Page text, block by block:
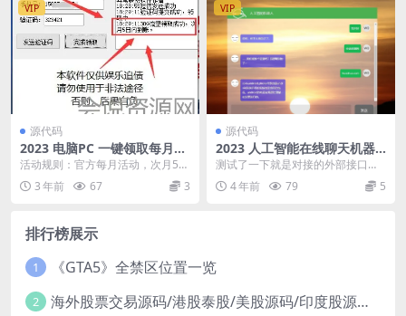
VIP
源代码
2023 电脑PC 一键领取每月30
G流量
活动规则：官方每月活动，次月5日
内到账手机号，仅限5G数据使用 使
用方法：输入手...
3 年前 67 3
VIP
源代码
2023 人工智能在线聊天机器
人网页HTML源码
测试了一下就是对接的外部接口，
无加密有能力的可以二开。使用教
程，上传主机，服务器...
4 年前 79 5
排行榜展示
1 《GTA5》全禁区位置一览
2 海外股票交易源码/港股泰股/美股源码/印度股源码/马拉西亚股票源码/国际股票配资